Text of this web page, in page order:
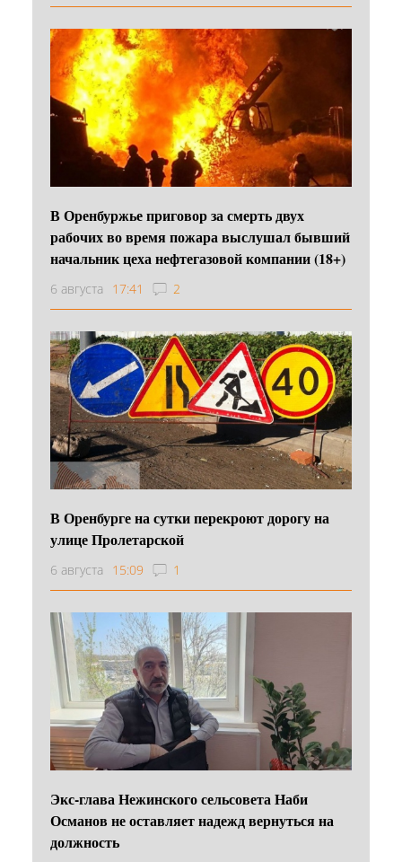
В Оренбуржье приговор за смерть двух
рабочих во время пожара выслушал бывший
начальник цеха нефтегазовой компании (18+)
6 августа 17:41 2
В Оренбурге на сутки перекроют дорогу на
улице Пролетарской
6 августа 15:09 1
Экс-глава Нежинского сельсовета Наби
Османов не оставляет надежд вернуться на
должность